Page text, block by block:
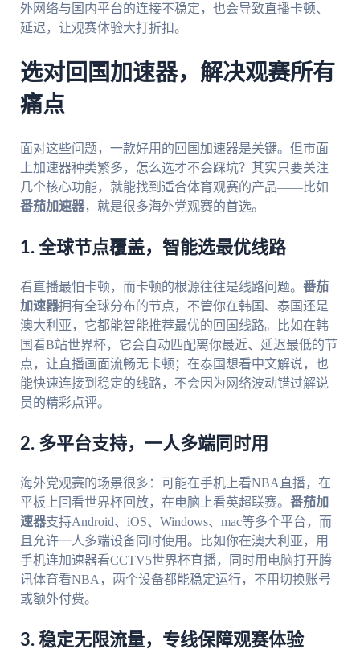
外网络与国内平台的连接不稳定，也会导致直播卡顿、
延迟，让观赛体验大打折扣。
选对回国加速器，解决观赛所有
痛点
面对这些问题，一款好用的回国加速器是关键。但市面
上加速器种类繁多，怎么选才不会踩坑？其实只要关注
几个核心功能，就能找到适合体育观赛的产品——比如
番茄加速器，就是很多海外党观赛的首选。
1. 全球节点覆盖，智能选最优线路
看直播最怕卡顿，而卡顿的根源往往是线路问题。 番茄
加速器拥有全球分布的节点，不管你在韩国、泰国还是
澳大利亚，它都能智能推荐最优的回国线路。比如在韩
国看B站世界杯，它会自动匹配离你最近、延迟最低的节
点，让直播画面流畅无卡顿；在泰国想看中文解说，也
能快速连接到稳定的线路，不会因为网络波动错过解说
员的精彩点评。
2. 多平台支持，一人多端同时用
海外党观赛的场景很多：可能在手机上看NBA直播，在
平板上回看世界杯回放，在电脑上看英超联赛。 番茄加
速器支持Android、iOS、Windows、mac等多个平台，而
且允许一人多端设备同时使用。比如你在澳大利亚，用
手机连加速器看CCTV5世界杯直播，同时用电脑打开腾
讯体育看NBA，两个设备都能稳定运行，不用切换账号
或额外付费。
3. 稳定无限流量，专线保障观赛体验